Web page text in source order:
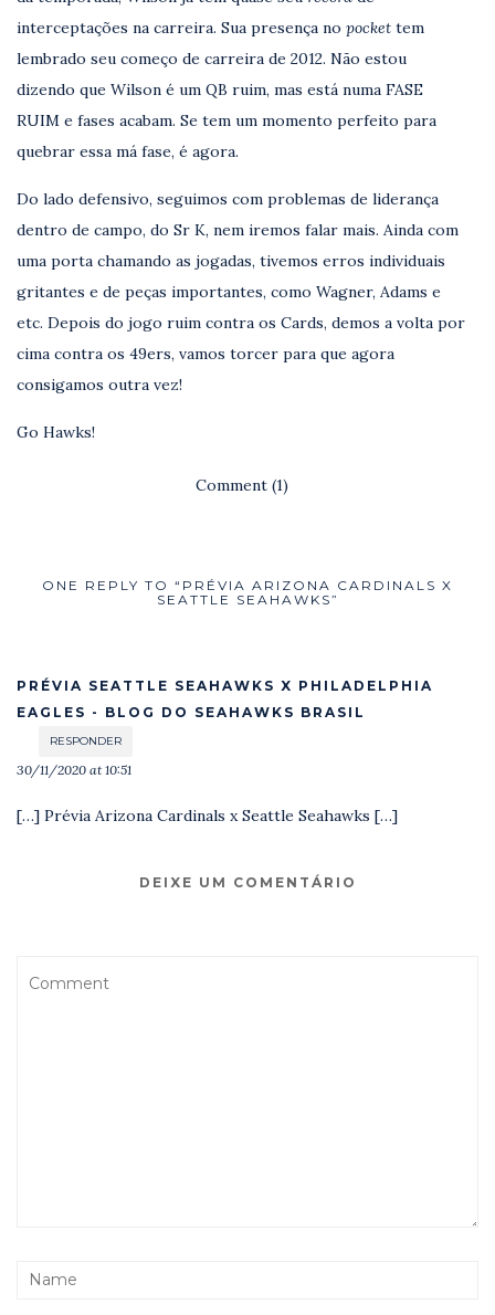
interceptações na carreira. Sua presença no pocket tem
lembrado seu começo de carreira de 2012. Não estou
dizendo que Wilson é um QB ruim, mas está numa FASE
RUIM e fases acabam. Se tem um momento perfeito para
quebrar essa má fase, é agora.
Do lado defensivo, seguimos com problemas de liderança
dentro de campo, do Sr K, nem iremos falar mais. Ainda com
uma porta chamando as jogadas, tivemos erros individuais
gritantes e de peças importantes, como Wagner, Adams e
etc. Depois do jogo ruim contra os Cards, demos a volta por
cima contra os 49ers, vamos torcer para que agora
consigamos outra vez!
Go Hawks!
Comment (1)
ONE REPLY TO “PRÉVIA ARIZONA CARDINALS X
SEATTLE SEAHAWKS”
PRÉVIA SEATTLE SEAHAWKS X PHILADELPHIA
EAGLES - BLOG DO SEAHAWKS BRASIL
RESPONDER
30/11/2020 at 10:51
[…] Prévia Arizona Cardinals x Seattle Seahawks […]
DEIXE UM COMENTÁRIO